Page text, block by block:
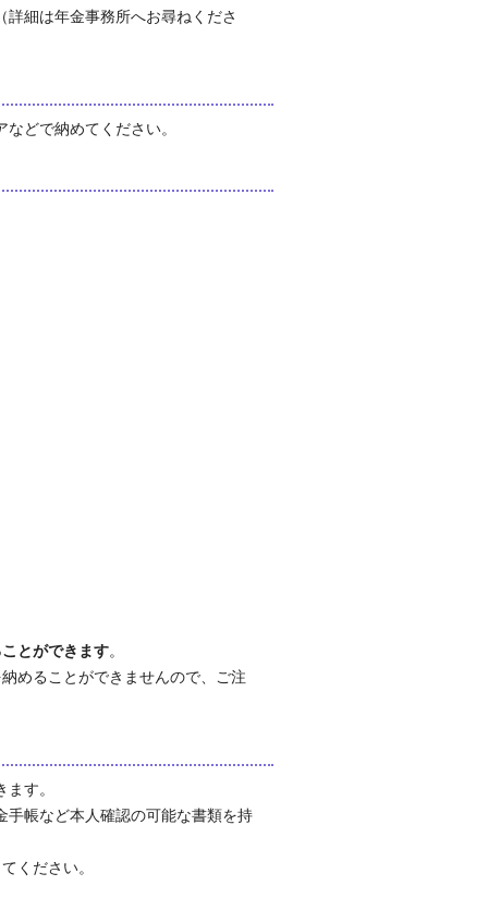
細は年金事務所へお尋ねくださ
どで納めてください。
とができます。
めることができませんので、ご注
す。
帳など本人確認の可能な書類を持
ください。